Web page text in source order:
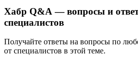
Хабр Q&A — вопросы и
специалистов
Получайте ответы на вопросы по
от специалистов в этой теме.